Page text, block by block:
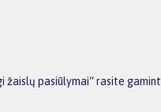
pasiūlymai“ rasite